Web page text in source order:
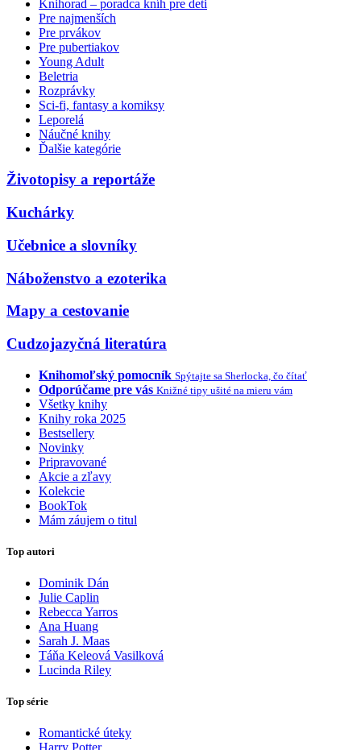
Knihorad – poradca kníh pre deti
Pre najmenších
Pre prvákov
Pre pubertiakov
Young Adult
Beletria
Rozprávky
Sci-fi, fantasy a komiksy
Leporelá
Náučné knihy
Ďalšie kategórie
Životopisy a reportáže
Kuchárky
Učebnice a slovníky
Náboženstvo a ezoterika
Mapy a cestovanie
Cudzojazyčná literatúra
Knihomoľský pomocník Spýtajte sa Sherlocka, čo čítať
Odporúčame pre vás Knižné tipy ušité na mieru vám
Všetky knihy
Knihy roka 2025
Bestsellery
Novinky
Pripravované
Akcie a zľavy
Kolekcie
BookTok
Mám záujem o titul
Top autori
Dominik Dán
Julie Caplin
Rebecca Yarros
Ana Huang
Sarah J. Maas
Táňa Keleová Vasilková
Lucinda Riley
Top série
Romantické úteky